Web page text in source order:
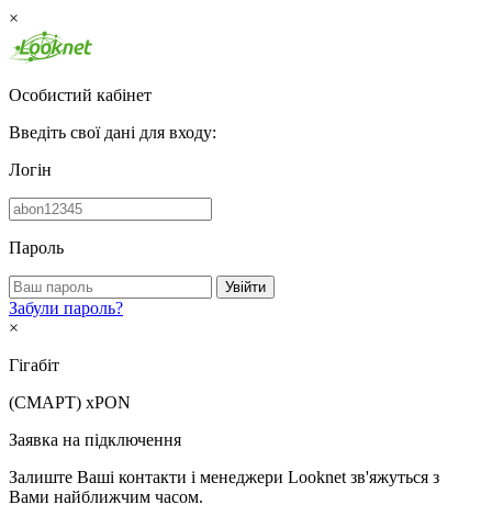
×
Особистий кабінет
Введіть свої дані для входу:
Логін
Пароль
Увійти
Забули пароль?
×
Гігабіт
(СМАРТ) xPON
Заявка на підключення
Залиште Ваші контакти і менеджери Looknet зв'яжуться з
Вами найближчим часом.